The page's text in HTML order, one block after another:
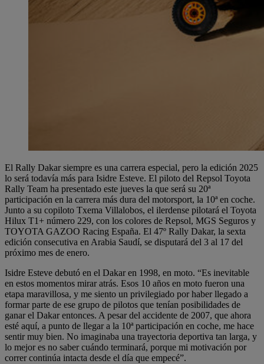
El Rally Dakar siempre es una carrera especial, pero la edición 2025
lo será todavía más para Isidre Esteve. El piloto del Repsol Toyota
Rally Team ha presentado este jueves la que será su 20ª
participación en la carrera más dura del motorsport, la 10ª en coche.
Junto a su copiloto Txema Villalobos, el ilerdense pilotará el Toyota
Hilux T1+ número 229, con los colores de Repsol, MGS Seguros y
TOYOTA GAZOO Racing España. El 47º Rally Dakar, la sexta
edición consecutiva en Arabia Saudí, se disputará del 3 al 17 del
próximo mes de enero.
Isidre Esteve debutó en el Dakar en 1998, en moto. “Es inevitable
en estos momentos mirar atrás. Esos 10 años en moto fueron una
etapa maravillosa, y me siento un privilegiado por haber llegado a
formar parte de ese grupo de pilotos que tenían posibilidades de
ganar el Dakar entonces. A pesar del accidente de 2007, que ahora
esté aquí, a punto de llegar a la 10ª participación en coche, me hace
sentir muy bien. No imaginaba una trayectoria deportiva tan larga, y
lo mejor es no saber cuándo terminará, porque mi motivación por
correr continúa intacta desde el día que empecé”.